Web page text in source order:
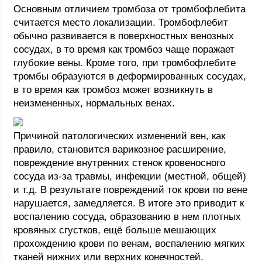
Основным отличием тромбоза от тромбофлебита
считается место локализации. Тромбофлебит
обычно развивается в поверхностных венозных
сосудах, в то время как тромбоз чаще поражает
глубокие вены. Кроме того, при тромбофлебите
тромбы образуются в деформированных сосудах,
в то время как тромбоз может возникнуть в
неизмененных, нормальных венах.
Причиной патологических изменений вен, как
правило, становится варикозное расширение,
повреждение внутренних стенок кровеносного
сосуда из-за травмы, инфекции (местной, общей)
и т.д. В результате повреждений ток крови по вене
нарушается, замедляется. В итоге это приводит к
воспалению сосуда, образованию в нем плотных
кровяных сгустков, ещё больше мешающих
прохождению крови по венам, воспалению мягких
тканей нижних или верхних конечностей.